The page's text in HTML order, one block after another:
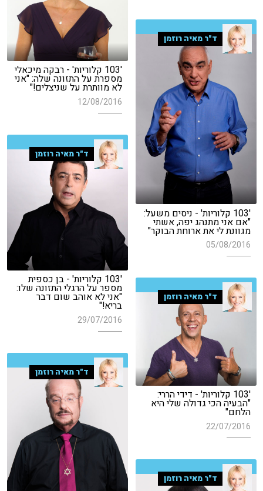
'103 קלוריות' - רבקה מיכאלי
מספרת על התזונה שלה: "אני
לא מוותרת על שניצלים!"
12/08/2016
ד"ר מאיה רוזמן
'103 קלוריות' - ניסים משעל:
"אם אני מתנהג יפה, אשתי
מגוונת לי את ארוחת הבוקר"
05/08/2016
ד"ר מאיה רוזמן
'103 קלוריות' - בן כספית
מספר על הרגלי התזונה שלו:
"אני לא אוהב שום דבר
בריא!"
29/07/2016
ד"ר מאיה רוזמן
'103 קלוריות' - דידי הררי:
"הבעיה הכי גדולה שלי היא
הלחם"
22/07/2016
ד"ר מאיה רוזמן
ד"ר מאיה רוזמן